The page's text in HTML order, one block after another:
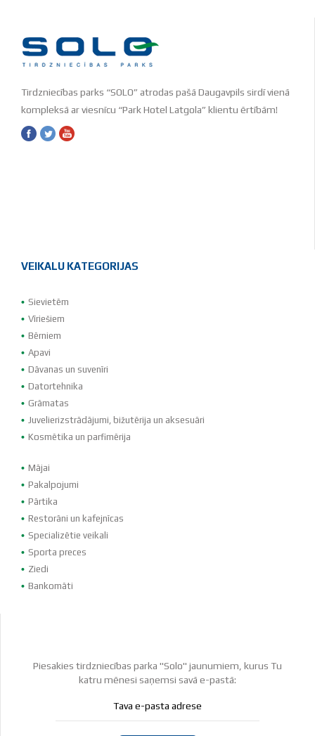
Tirdzniecības parks “SOLO” atrodas pašā Daugavpils sirdī vienā
kompleksā ar viesnīcu “Park Hotel Latgola” klientu ērtībām!
VEIKALU KATEGORIJAS
Sievietēm
Vīriešiem
Bērniem
Apavi
Dāvanas un suvenīri
Datortehnika
Grāmatas
Juvelierizstrādājumi, bižutērija un aksesuāri
Kosmētika un parfimērija
Mājai
Pakalpojumi
Pārtika
Restorāni un kafejnīcas
Specializētie veikali
Sporta preces
Ziedi
Bankomāti
Piesakies tirdzniecības parka "Solo" jaunumiem, kurus Tu
katru mēnesi saņemsi savā e-pastā: